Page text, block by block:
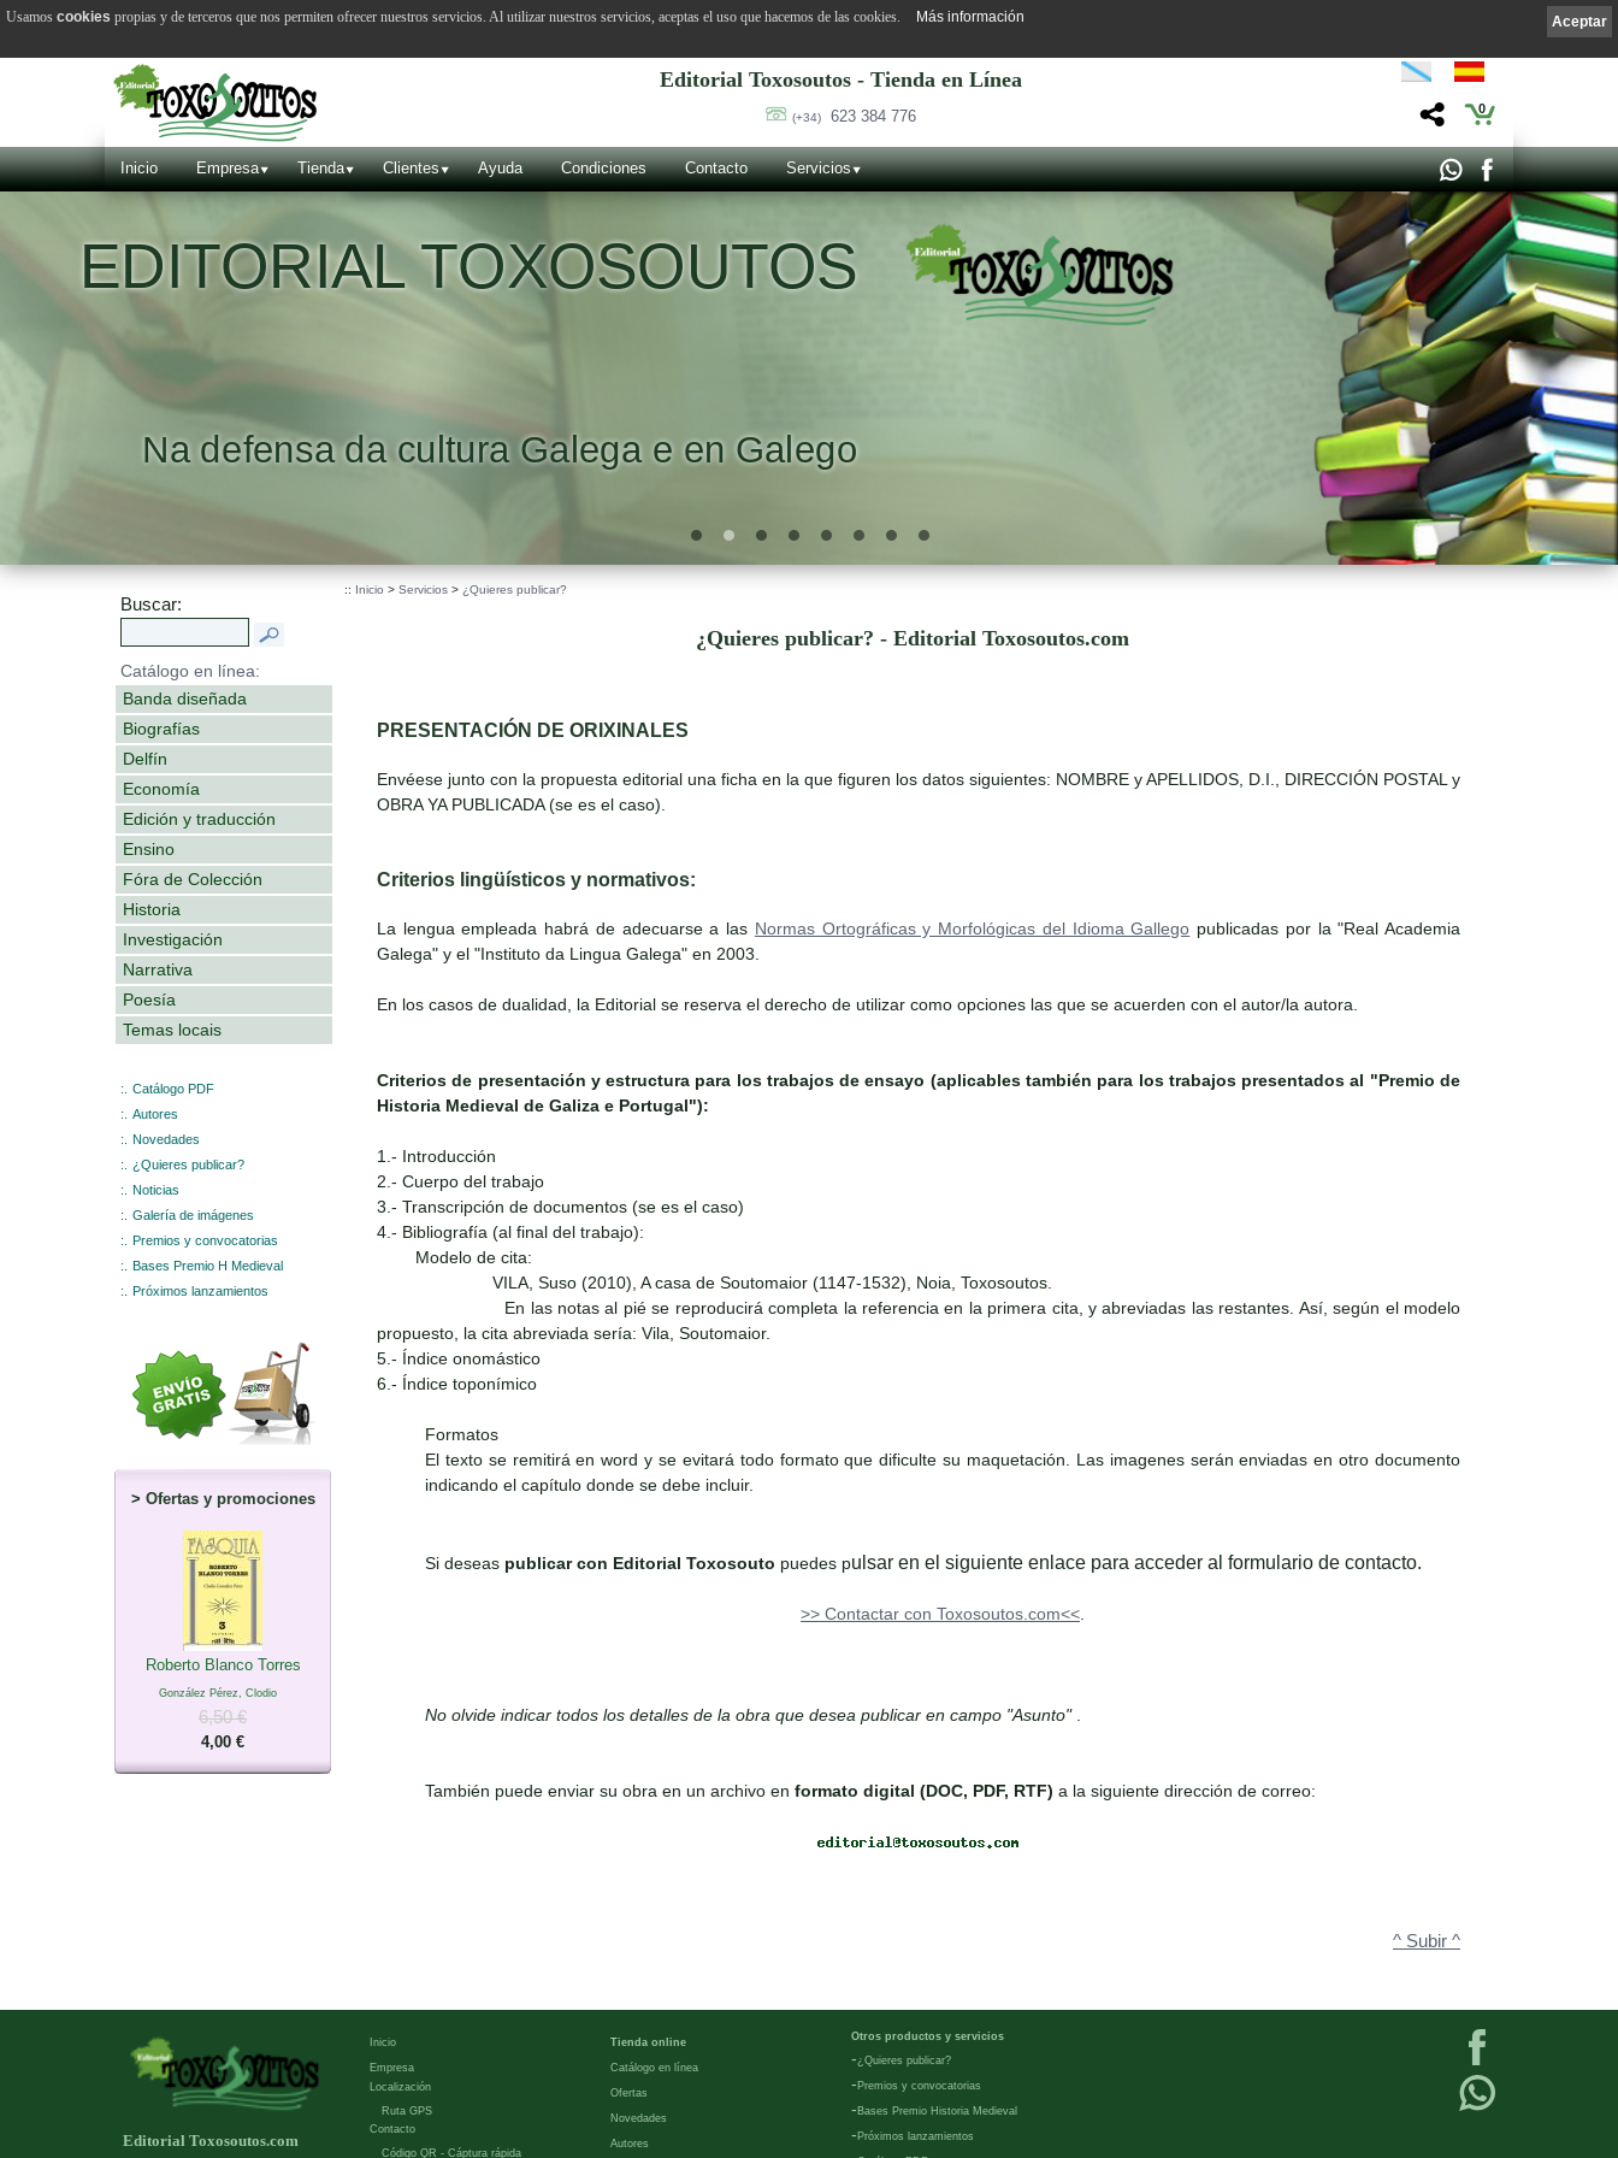
Editorial Toxosoutos - Tienda en Línea
(+34) 623 384 776 0
Inicio Empresa Tienda Clientes Ayuda Condiciones Contacto Servicios
EDITORIAL TOXOSOUTOS
Na defensa da cultura Galega e en Galego
Buscar:
Catálogo en línea:
Banda diseñada
Biografías
Delfín
Economía
Edición y traducción
Ensino
Fóra de Colección
Historia
Investigación
Narrativa
Poesía
Temas locais
:.
Catálogo PDF
:.
Autores
:.
Novedades
:.
¿Quieres publicar?
:.
Noticias
:.
Galería de imágenes
:.
Premios y convocatorias
:.
Bases Premio H Medieval
:.
Próximos lanzamientos
> Ofertas y promociones
Roberto Blanco Torres
González Pérez, Clodio
6,50 €
4,00 €
:: Inicio > Servicios > ¿Quieres publicar?
¿Quieres publicar? - Editorial Toxosoutos.com
PRESENTACIÓN DE ORIXINALES
Envéese junto con la propuesta editorial una ficha en la que figuren los datos siguientes: NOMBRE y APELLIDOS, D.I., DIRECCIÓN POSTAL y
OBRA YA PUBLICADA (se es el caso).
Criterios lingüísticos y normativos:
La lengua empleada habrá de adecuarse a las Normas Ortográficas y Morfológicas del Idioma Gallego publicadas por la "Real Academia
Galega" y el "Instituto da Lingua Galega" en 2003.
En los casos de dualidad, la Editorial se reserva el derecho de utilizar como opciones las que se acuerden con el autor/la autora.
Criterios de presentación y estructura para los trabajos de ensayo (aplicables también para los trabajos presentados al "Premio de
Historia Medieval de Galiza e Portugal"):
1.- Introducción
2.- Cuerpo del trabajo
3.- Transcripción de documentos (se es el caso)
4.- Bibliografía (al final del trabajo):
Modelo de cita:
VILA, Suso (2010), A casa de Soutomaior (1147-1532), Noia, Toxosoutos.
En las notas al pié se reproducirá completa la referencia en la primera cita, y abreviadas las restantes. Así, según el modelo
propuesto, la cita abreviada sería: Vila, Soutomaior.
5.- Índice onomástico
6.- Índice toponímico
Formatos
El texto se remitirá en word y se evitará todo formato que dificulte su maquetación. Las imagenes serán enviadas en otro documento
indicando el capítulo donde se debe incluir.
Si deseas publicar con Editorial Toxosouto puedes pulsar en el siguiente enlace para acceder al formulario de contacto.
>> Contactar con Toxosoutos.com<<
No olvide indicar todos los detalles de la obra que desea publicar en campo "Asunto"
También puede enviar su obra en un archivo en formato digital (DOC, PDF, RTF) a la siguiente dirección de correo:
^ Subir ^
Editorial Toxosoutos.com
Inicio
Empresa
Localización
Ruta GPS
Contacto
Código QR - Cáptura rápida
Tienda online
Catálogo en línea
Ofertas
Novedades
Autores
Otros productos y servicios
-¿Quieres publicar?
- Premios y convocatorias
- Bases Premio Historia Medieval
- Próximos lanzamientos
Aceptar
Usamos cookies propias y de terceros que nos permiten ofrecer nuestros servicios. Al utilizar nuestros servicios, aceptas el uso que hacemos de las cookies. Más información